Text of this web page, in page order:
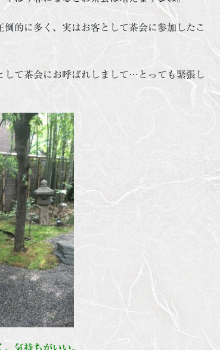
的に多く、実はお客として茶会に参加したこ
て茶会にお呼ばれしまして…とっても緊張し
気持ちがいい。